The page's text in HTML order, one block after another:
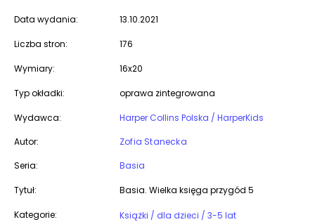
Data wydania: 13.10.2021
Liczba stron: 176
Wymiary: 16x20
Typ okładki: oprawa zintegrowana
Wydawca:
Harper Collins Polska / HarperKids
Autor:
Zofia Stanecka
Seria:
Basia
Tytuł: Basia. Wielka księga przygód 5
Kategorie:
Książki / dla dzieci / 3-5 lat